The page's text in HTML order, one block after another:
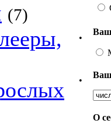
(7)
•
•
Ваш
О